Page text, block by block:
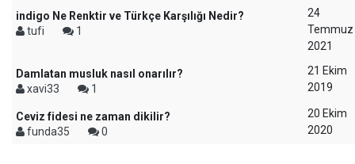
indigo Ne Renktir ve Türkçe Karşılığı Nedir?
tufi
1
24
Temmuz
2021
Damlatan musluk nasıl onarılır?
xavi33
1
21 Ekim
2019
Ceviz fidesi ne zaman dikilir?
funda35
0
20 Ekim
2020